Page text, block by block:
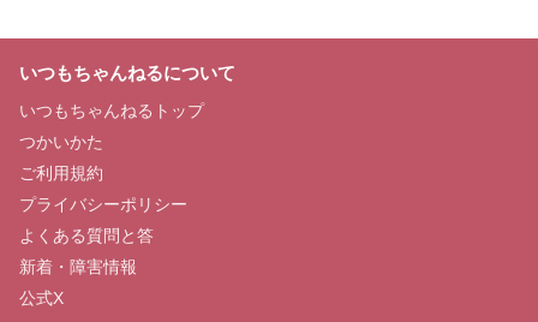
いつもちゃんねるについて
いつもちゃんねるトップ
つかいかた
ご利用規約
プライバシーポリシー
よくある質問と答
新着・障害情報
公式X